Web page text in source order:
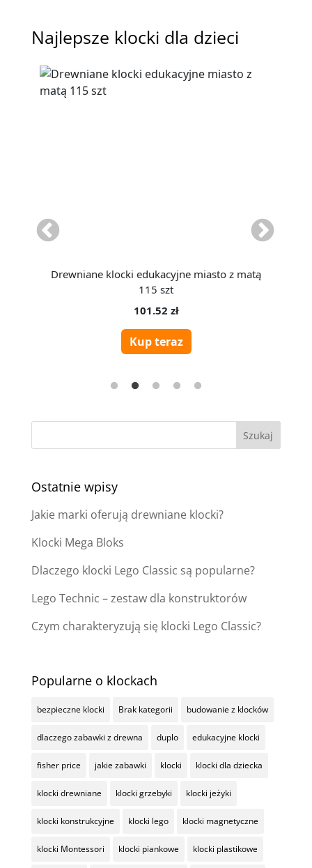
Najlepsze klocki dla dzieci
Ostatnie wpisy
Jakie marki oferują drewniane klocki?
Klocki Mega Bloks
Dlaczego klocki Lego Classic są popularne?
Lego Technic – zestaw dla konstruktorów
Czym charakteryzują się klocki Lego Classic?
Popularne o klockach
bezpieczne klocki Brak kategorii budowanie z klocków
dlaczego zabawki z drewna duplo edukacyjne klocki
fisher price jakie zabawki klocki klocki dla dziecka
klocki drewniane klocki grzebyki klocki jeżyki
klocki konstrukcyjne klocki lego klocki magnetyczne
klocki Montessori klocki piankowe klocki plastikowe